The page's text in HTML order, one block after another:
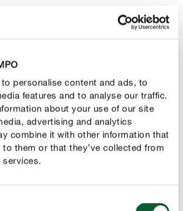
personalise content and ads, to
features and to analyse our traffic.
about your use of our site
advertising and analytics
combine it with other information that
to them or that they’ve collected from
services.
im Kübel greifen Sie am besten auf
Sorten zurück. Achten Sie auch hier
um Staunässe zu vermeiden. Der
groß genug sein, damit die
Platz zum Anwachsen haben.
PFLEGEN
pflegen
werden, denn die